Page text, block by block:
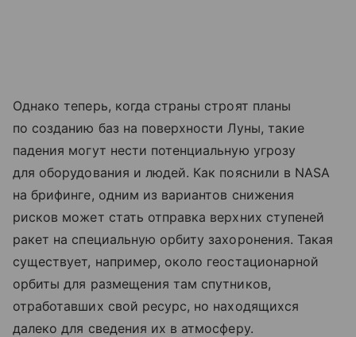
Однако теперь, когда страны строят планы
по созданию баз на поверхности Луны, такие
падения могут нести потенциальную угрозу
для оборудования и людей. Как пояснили в NASA
на брифинге, одним из вариантов снижения
рисков может стать отправка верхних ступеней
ракет на специальную орбиту захоронения. Такая
существует, например, около геостационарной
орбиты для размещения там спутников,
отработавших свой ресурс, но находящихся
далеко для сведения их в атмосферу.